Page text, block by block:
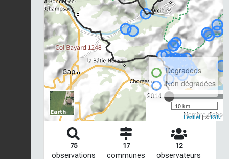
2014
Nombre
Dégradées
Non dégradées
10 km
Leaflet| ©IGN
75
observations
17
communes
12
observateurs